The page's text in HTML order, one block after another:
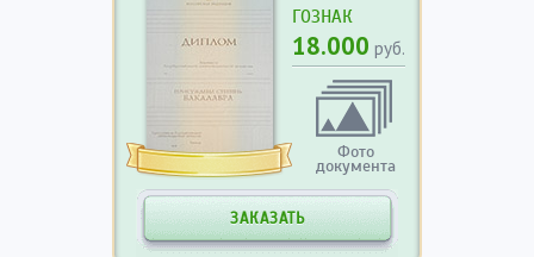
ГОЗНАК
18.000 руб.
Фото
документа
ЗАКАЗАТЬ